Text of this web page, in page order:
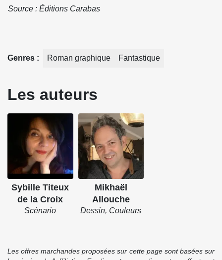
Source : Éditions Carabas
Genres Roman graphique Fantastique
Les auteurs
Sybille Titeux
de la Croix
Scénario
Mikhaël
Allouche
Dessin, Couleurs
Les offres marchandes proposées sur cette page sont basées sur